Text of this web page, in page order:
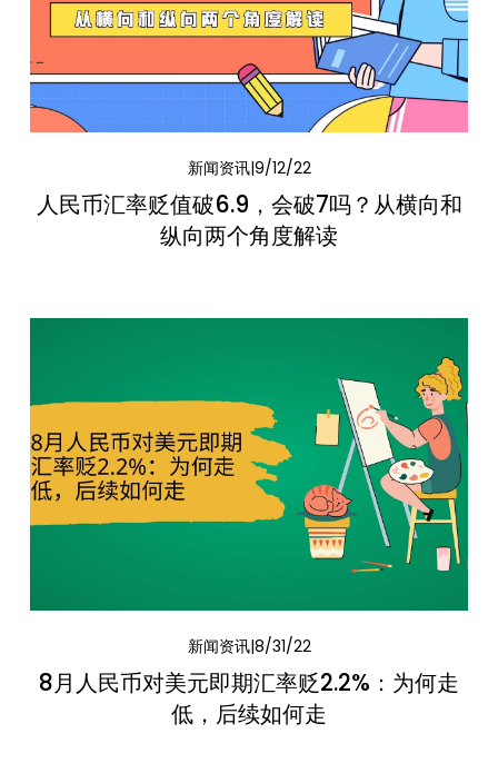
新闻资讯 9/12/22
人民币汇率贬值破6.9，会破7吗？从横向和
纵向两个角度解读
新闻资讯 8/31/22
8月人民币对美元即期汇率贬2.2%：为何走
低，后续如何走